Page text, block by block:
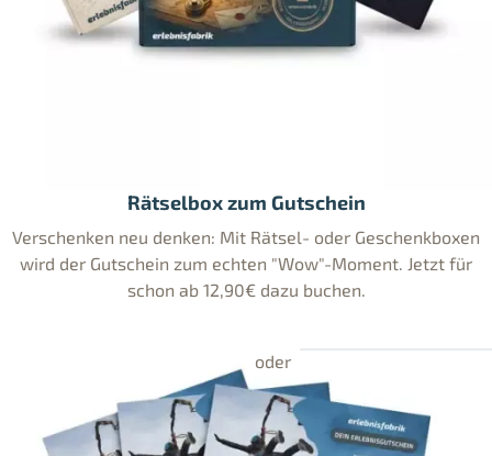
Rätselbox zum Gutschein
Verschenken neu denken: Mit Rätsel- oder Geschenkboxen
wird der Gutschein zum echten "Wow"-Moment. Jetzt für
schon ab 12,90€ dazu buchen.